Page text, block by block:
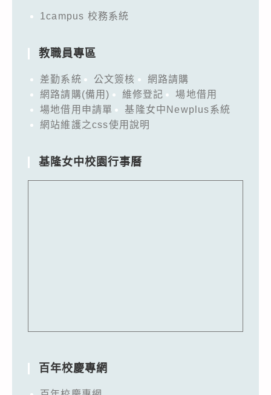
1campus 校務系統
教職員專區
差勤系統 公文簽核
網路請購
網路請購(備用)
維修登記
場地借用
場地借用申請單
基隆女中Newplus系統
網站維護之css使用說明
基隆女中校園行事曆
百年校慶專網